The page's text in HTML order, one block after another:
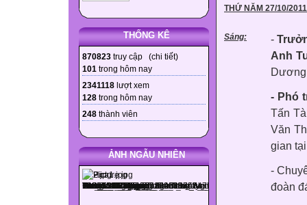
THỐNG KÊ
870823 truy cập (chi tiết)
101 trong hôm nay
2341118 lượt xem
128 trong hôm nay
248 thành viên
ẢNH NGẪU NHIÊN
THỨ NĂM 27/10/2011
Sáng: -
Anh
- Phó
Tấn
Văn
gian
-
đoàn